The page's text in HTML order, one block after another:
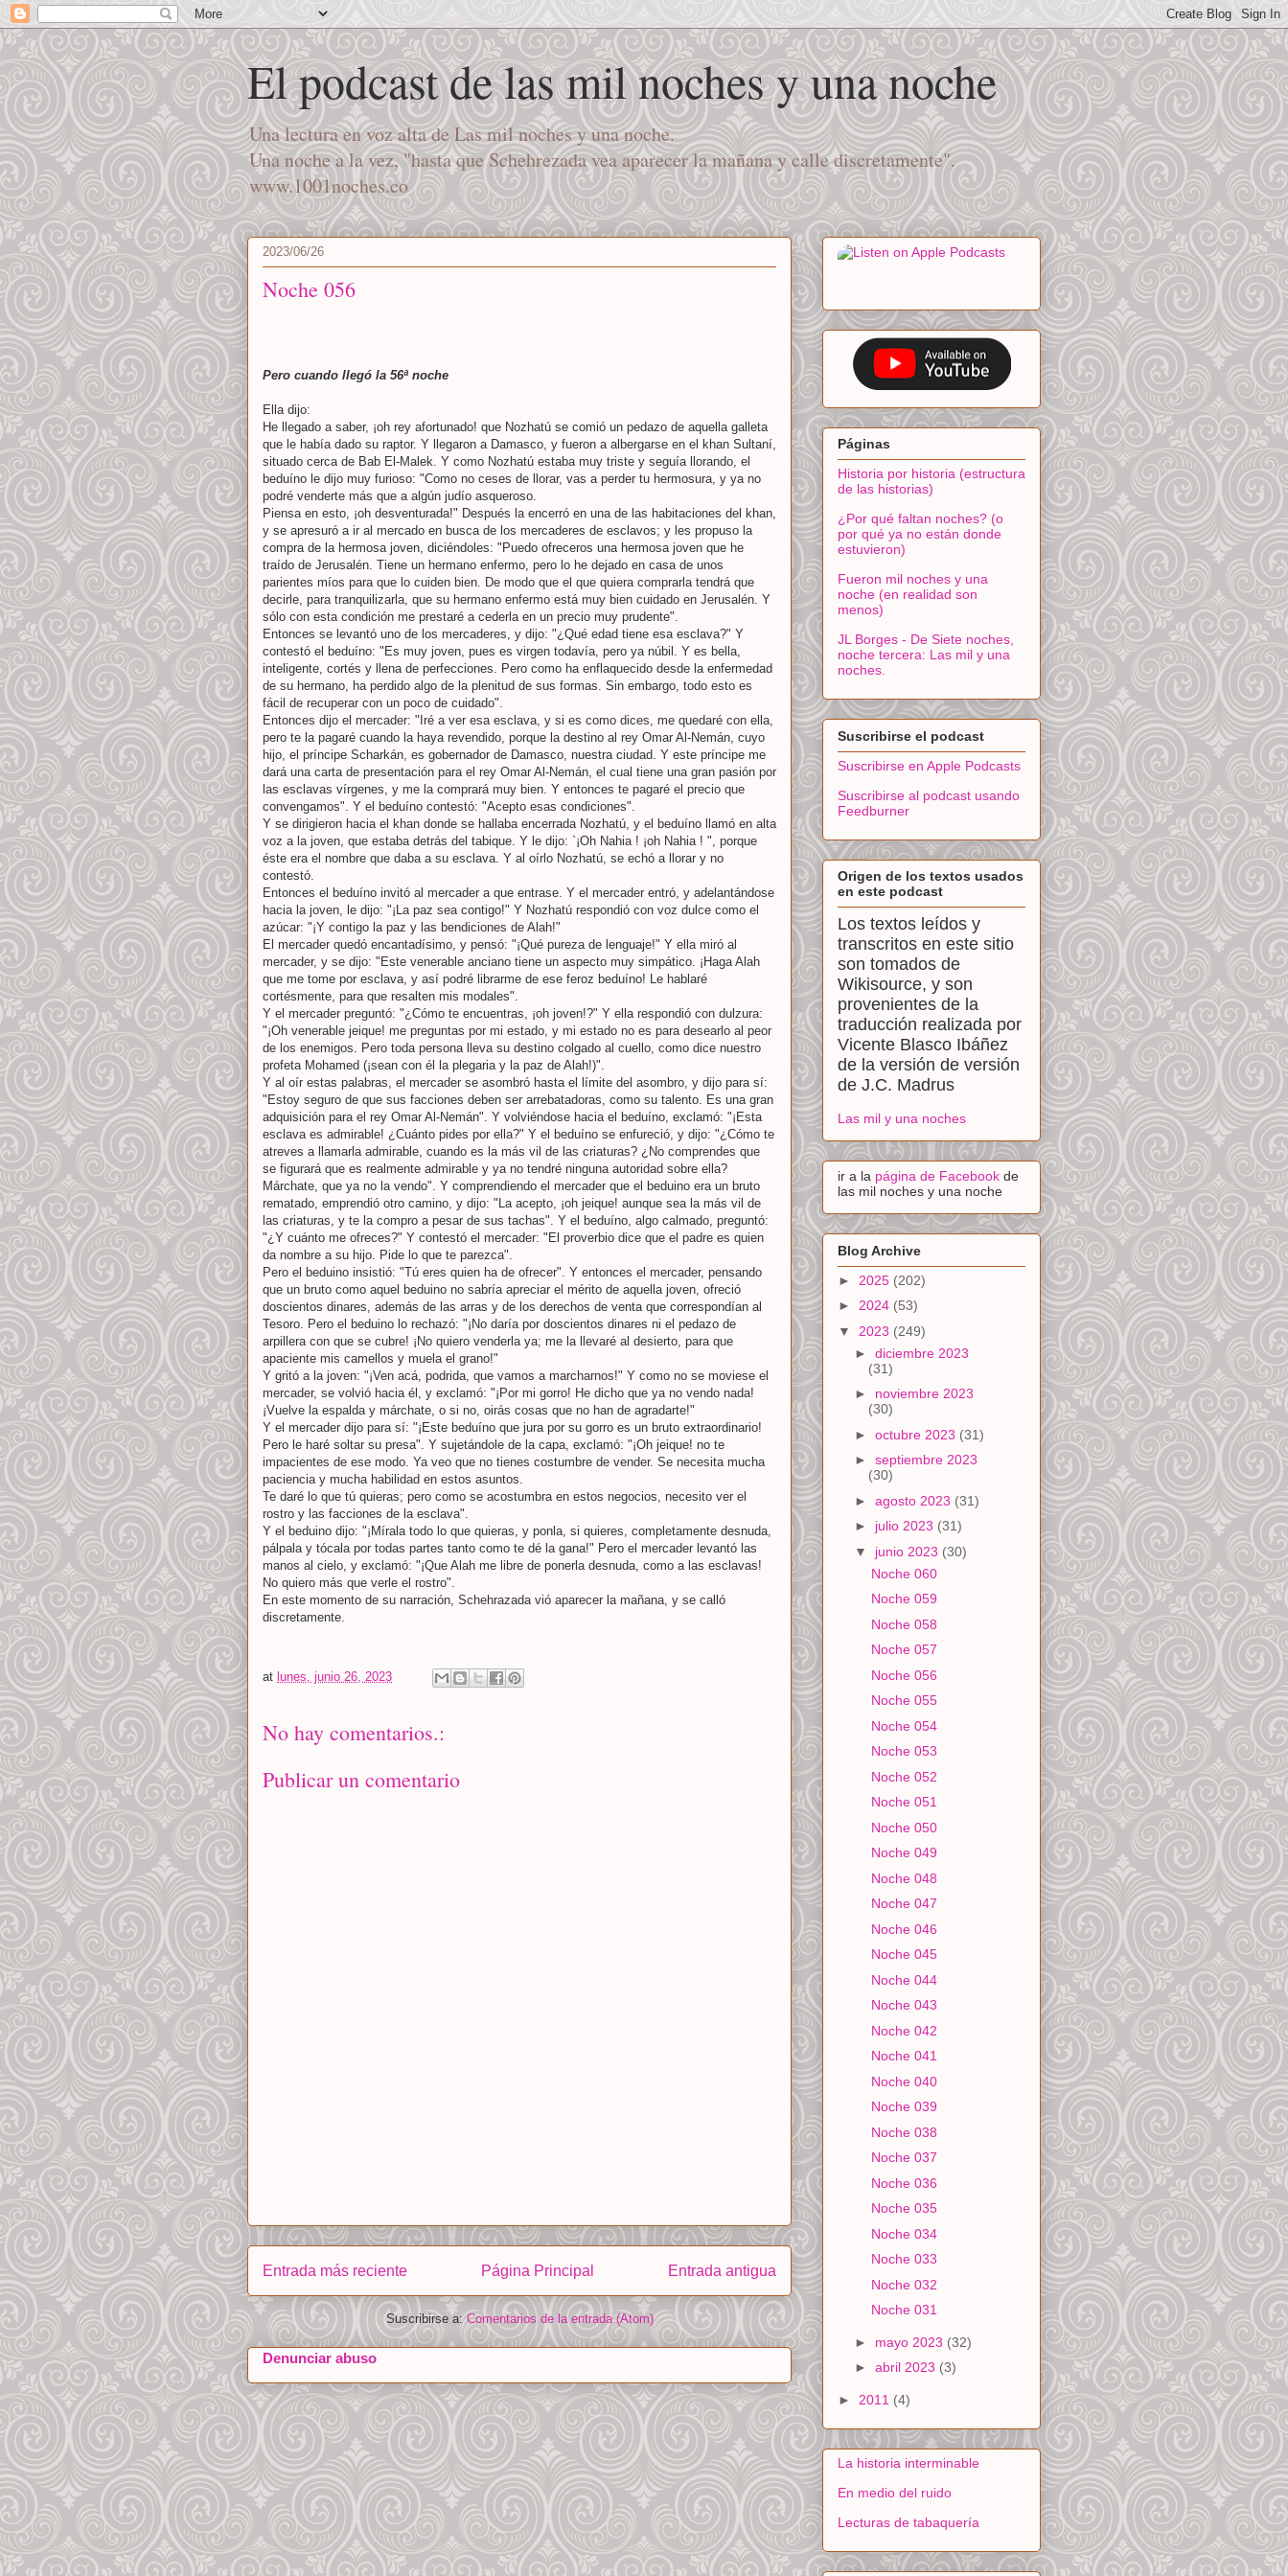
El podcast de las mil noches y una noche
Una lectura en voz alta de Las mil noches y una noche.
Una noche a la vez, "hasta que Schehrezada vea aparecer la mañana y calle discretamente".
www.1001noches.co
2023/06/26
Noche 056
Pero cuando llegó la 56ª noche
Ella dijo:
He llegado a saber, ¡oh rey afortunado! que Nozhatú se comió un pedazo de aquella galleta
que le había dado su raptor. Y llegaron a Damasco, y fueron a albergarse en el khan Sultaní,
situado cerca de Bab El-Malek. Y como Nozhatú estaba muy triste y seguía llorando, el
beduíno le dijo muy furioso: "Como no ceses de llorar, vas a perder tu hermosura, y ya no
podré venderte más que a algún judío asqueroso.
Piensa en esto, ¡oh desventurada!" Después la encerró en una de las habitaciones del khan,
y se apresuró a ir al mercado en busca de los mercaderes de esclavos; y les propuso la
compra de la hermosa joven, diciéndoles: "Puedo ofreceros una hermosa joven que he
traído de Jerusalén. Tiene un hermano enfermo, pero lo he dejado en casa de unos
parientes míos para que lo cuiden bien. De modo que el que quiera comprarla tendrá que
decirle, para tranquilizarla, que su hermano enfermo está muy bien cuidado en Jerusalén. Y
sólo con esta condición me prestaré a cederla en un precio muy prudente".
Entonces se levantó uno de los mercaderes, y dijo: "¿Qué edad tiene esa esclava?" Y
contestó el beduíno: "Es muy joven, pues es virgen todavía, pero ya núbil. Y es bella,
inteligente, cortés y llena de perfecciones. Pero como ha enflaquecido desde la enfermedad
de su hermano, ha perdido algo de la plenitud de sus formas. Sin embargo, todo esto es
fácil de recuperar con un poco de cuidado".
Entonces dijo el mercader: "Iré a ver esa esclava, y si es como dices, me quedaré con ella,
pero te la pagaré cuando la haya revendido, porque la destino al rey Omar Al-Nemán, cuyo
hijo, el príncipe Scharkán, es gobernador de Damasco, nuestra ciudad. Y este príncipe me
dará una carta de presentación para el rey Omar Al-Nemán, el cual tiene una gran pasión por
las esclavas vírgenes, y me la comprará muy bien. Y entonces te pagaré el precio que
convengamos". Y el beduíno contestó: "Acepto esas condiciones".
Y se dirigieron hacia el khan donde se hallaba encerrada Nozhatú, y el beduíno llamó en alta
voz a la joven, que estaba detrás del tabique. Y le dijo: `¡Oh Nahia ! ¡oh Nahia ! ", porque
éste era el nombre que daba a su esclava. Y al oírlo Nozhatú, se echó a llorar y no
contestó.
Entonces el beduíno invitó al mercader a que entrase. Y el mercader entró, y adelantándose
hacia la joven, le dijo: "¡La paz sea contigo!" Y Nozhatú respondió con voz dulce como el
azúcar: "¡Y contigo la paz y las bendiciones de Alah!"
El mercader quedó encantadísimo, y pensó: "¡Qué pureza de lenguaje!" Y ella miró al
mercader, y se dijo: "Este venerable anciano tiene un aspecto muy simpático. ¡Haga Alah
que me tome por esclava, y así podré librarme de ese feroz beduíno! Le hablaré
cortésmente, para que resalten mis modales".
Y el mercader preguntó: "¿Cómo te encuentras, ¡oh joven!?" Y ella respondió con dulzura:
"¡Oh venerable jeique! me preguntas por mi estado, y mi estado no es para desearlo al peor
de los enemigos. Pero toda persona lleva su destino colgado al cuello, como dice nuestro
profeta Mohamed (¡sean con él la plegaria y la paz de Alah!)".
Y al oír estas palabras, el mercader se asombró hasta el límite del asombro, y dijo para sí:
"Estoy seguro de que sus facciones deben ser arrebatadoras, como su talento. Es una gran
adquisición para el rey Omar Al-Nemán". Y volviéndose hacia el beduíno, exclamó: "¡Esta
esclava es admirable! ¿Cuánto pides por ella?" Y el beduíno se enfureció, y dijo: "¿Cómo te
atreves a llamarla admirable, cuando es la más vil de las criaturas? ¿No comprendes que
se figurará que es realmente admirable y ya no tendré ninguna autoridad sobre ella?
Márchate, que ya no la vendo". Y comprendiendo el mercader que el beduino era un bruto
rematado, emprendió otro camino, y dijo: "La acepto, ¡oh jeique! aunque sea la más vil de
las criaturas, y te la compro a pesar de sus tachas". Y el beduíno, algo calmado, preguntó:
"¿Y cuánto me ofreces?" Y contestó el mercader: "El proverbio dice que el padre es quien
da nombre a su hijo. Pide lo que te parezca".
Pero el beduino insistió: "Tú eres quien ha de ofrecer". Y entonces el mercader, pensando
que un bruto como aquel beduino no sabría apreciar el mérito de aquella joven, ofreció
doscientos dinares, además de las arras y de los derechos de venta que correspondían al
Tesoro. Pero el beduino lo rechazó: "¡No daría por doscientos dinares ni el pedazo de
arpillera con que se cubre! ¡No quiero venderla ya; me la llevaré al desierto, para que
apaciente mis camellos y muela el grano!"
Y gritó a la joven: "¡Ven acá, podrida, que vamos a marcharnos!" Y como no se moviese el
mercader, se volvió hacia él, y exclamó: "¡Por mi gorro! He dicho que ya no vendo nada!
¡Vuelve la espalda y márchate, o si no, oirás cosas que no han de agradarte!"
Y el mercader dijo para sí: "¡Este beduíno que jura por su gorro es un bruto extraordinario!
Pero le haré soltar su presa". Y sujetándole de la capa, exclamó: "¡Oh jeique! no te
impacientes de ese modo. Ya veo que no tienes costumbre de vender. Se necesita mucha
paciencia y mucha habilidad en estos asuntos.
Te daré lo que tú quieras; pero como se acostumbra en estos negocios, necesito ver el
rostro y las facciones de la esclava".
Y el beduino dijo: "¡Mírala todo lo que quieras, y ponla, si quieres, completamente desnuda,
pálpala y tócala por todas partes tanto como te dé la gana!" Pero el mercader levantó las
manos al cielo, y exclamó: "¡Que Alah me libre de ponerla desnuda, como a las esclavas!
No quiero más que verle el rostro".
En este momento de su narración, Schehrazada vió aparecer la mañana, y se calló
discretamente.
at lunes, junio 26, 2023
No hay comentarios.:
Publicar un comentario
Entrada más reciente Entrada antigua
Página Principal
Suscribirse a:Comentarios de la entrada (Atom)
Denunciar abuso
Páginas
Historia por historia (estructura
de las historias)
¿Por qué faltan noches? (o
por qué ya no están donde
estuvieron)
Fueron mil noches y una
noche (en realidad son
menos)
JL Borges - De Siete noches,
noche tercera: Las mil y una
noches.
Suscribirse el podcast
Suscribirse en Apple Podcasts
Suscribirse al podcast usando
Feedburner
Origen de los textos usados
en este podcast
Los textos leídos y
transcritos en este sitio
son tomados de
Wikisource, y son
provenientes de la
traducción realizada por
Vicente Blasco Ibáñez
de la versión de versión
de J.C. Madrus
Las mil y una noches
ir a la página de Facebook de
las mil noches y una noche
Blog Archive
► 2025 (202)
► 2024 (53)
▼ 2023 (249)
► diciembre 2023
(31)
► noviembre 2023
(30)
► octubre 2023 (31)
► septiembre 2023
(30)
► agosto 2023 (31)
► julio 2023 (31)
▼ junio 2023 (30)
Noche 060
Noche 059
Noche 058
Noche 057
Noche 056
Noche 055
Noche 054
Noche 053
Noche 052
Noche 051
Noche 050
Noche 049
Noche 048
Noche 047
Noche 046
Noche 045
Noche 044
Noche 043
Noche 042
Noche 041
Noche 040
Noche 039
Noche 038
Noche 037
Noche 036
Noche 035
Noche 034
Noche 033
Noche 032
Noche 031
► mayo 2023 (32)
► abril 2023 (3)
► 2011 (4)
La historia interminable
En medio del ruido
Lecturas de tabaquería